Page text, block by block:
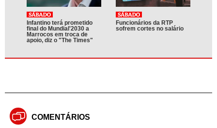
Infantino terá prometido
final do Mundial'2030 a
Marrocos em troca de
apoio, diz o "The Times"
Funcionários da RTP
sofrem cortes no salário
COMENTÁRIOS